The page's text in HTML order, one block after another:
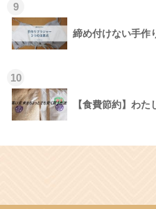
9
締め付けない手作
10
【食費節約】わ